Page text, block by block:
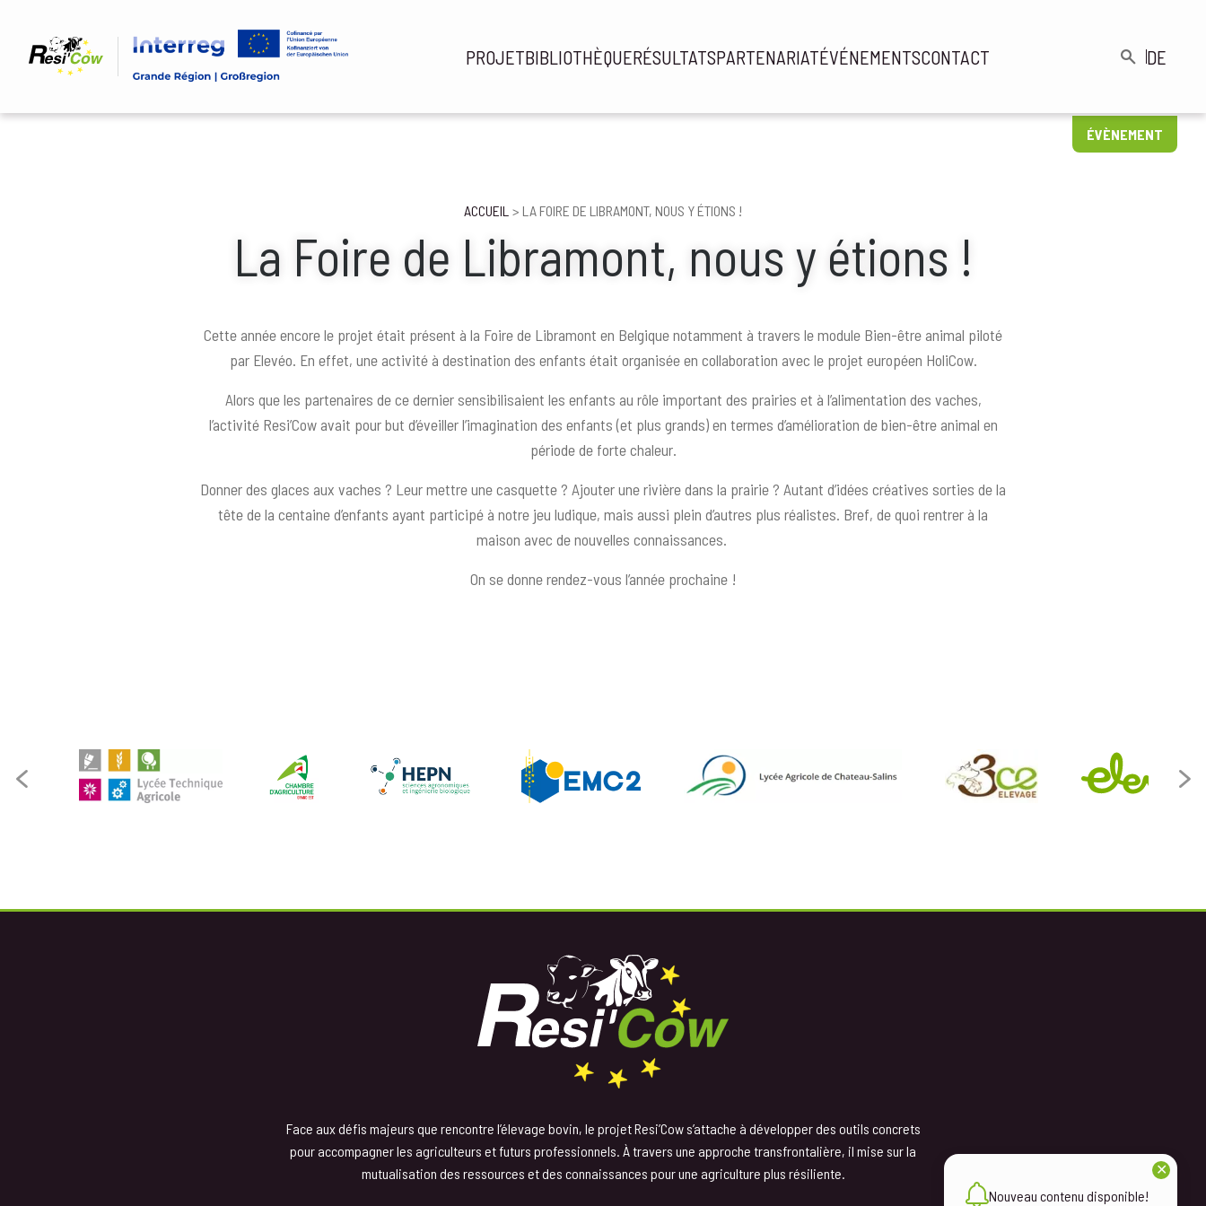
contenu
PROJETBIBLIOTHÈQUERÉSULTATSPARTENARIATÉVÉNEMENTSCONTACT Rechercher
DE
ÉVÈNEMENT
ACCUEIL LA FOIRE DE LIBRAMONT, NOUS Y ÉTIONS !
✕
Nouveau contenu disponible!
La Foire de Libramont, nous y étions !
Cette année encore le projet était présent à la Foire de Libramont en Belgique notamment à travers le module Bien-être animal piloté
par Elevéo. En effet, une activité à destination des enfants était organisée en collaboration avec le projet européen HoliCow.
Alors que les partenaires de ce dernier sensibilisaient les enfants au rôle important des prairies et à l’alimentation des vaches,
l’activité Resi’Cow avait pour but d’éveiller l’imagination des enfants (et plus grands) en termes d’amélioration de bien-être animal en
période de forte chaleur.
Donner des glaces aux vaches ? Leur mettre une casquette ? Ajouter une rivière dans la prairie ? Autant d’idées créatives sorties de la
tête de la centaine d’enfants ayant participé à notre jeu ludique, mais aussi plein d’autres plus réalistes. Bref, de quoi rentrer à la
maison avec de nouvelles connaissances.
On se donne rendez-vous l’année prochaine !
Face aux défis majeurs que rencontre l’élevage bovin, le projet Resi’Cow s’attache à développer des outils concrets
pour accompagner les agriculteurs et futurs professionnels. À travers une approche transfrontalière, il mise sur la
mutualisation des ressources et des connaissances pour une agriculture plus résiliente.